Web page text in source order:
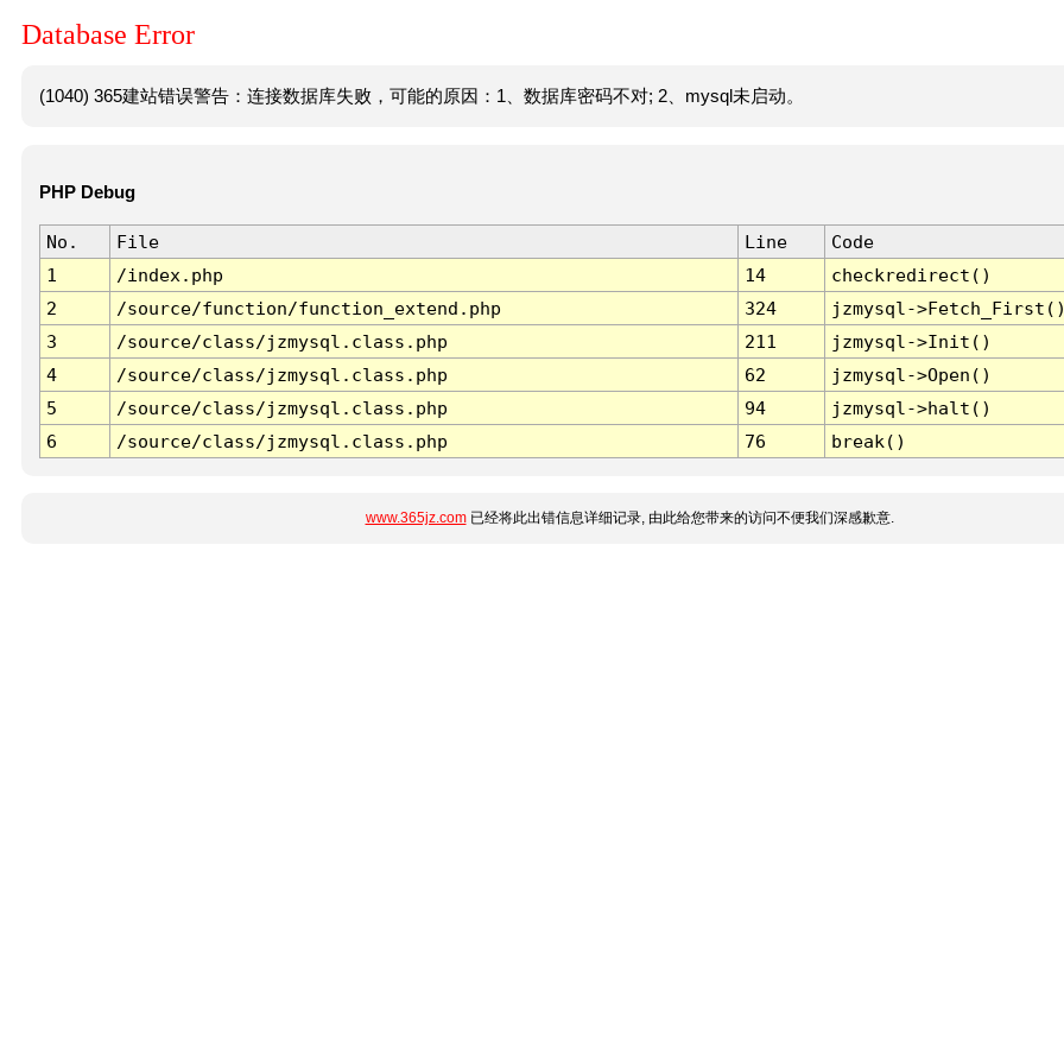
Database Error
(1040) 365建站错误警告：连接数据库失败，可能的原因：1、数据库密码不对; 2、mysql未启动。
PHP Debug
No. File Line
Code
1
/index.php 14
checkredirect()
2
/source/function/function_extend.php 324
jzmysql-
3
/source/class/jzmysql.class.php 211
jzmysql->Init()
4
/source/class/jzmysql.class.php 62
jzmysql->Open()
5
/source/class/jzmysql.class.php 94
jzmysql->halt()
6
/source/class/jzmysql.class.php 76 break()
www.365jz.com已经将此出错信息详细记录, 由此给您带来的访问不便我们深感歉意.